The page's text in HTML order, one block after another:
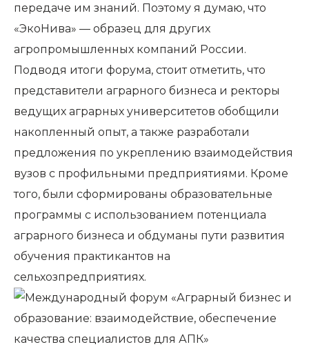
передаче им знаний. Поэтому я думаю, что
«ЭкоНива» — образец для других
агропромышленных компаний России.
Подводя итоги форума, стоит отметить, что
представители аграрного бизнеса и ректоры
ведущих аграрных университетов обобщили
накопленный опыт, а также разработали
предложения по укреплению взаимодействия
вузов с профильными предприятиями. Кроме
того, были сформированы образовательные
программы с использованием потенциала
аграрного бизнеса и обдуманы пути развития
обучения практикантов на
сельхозпредприятиях.